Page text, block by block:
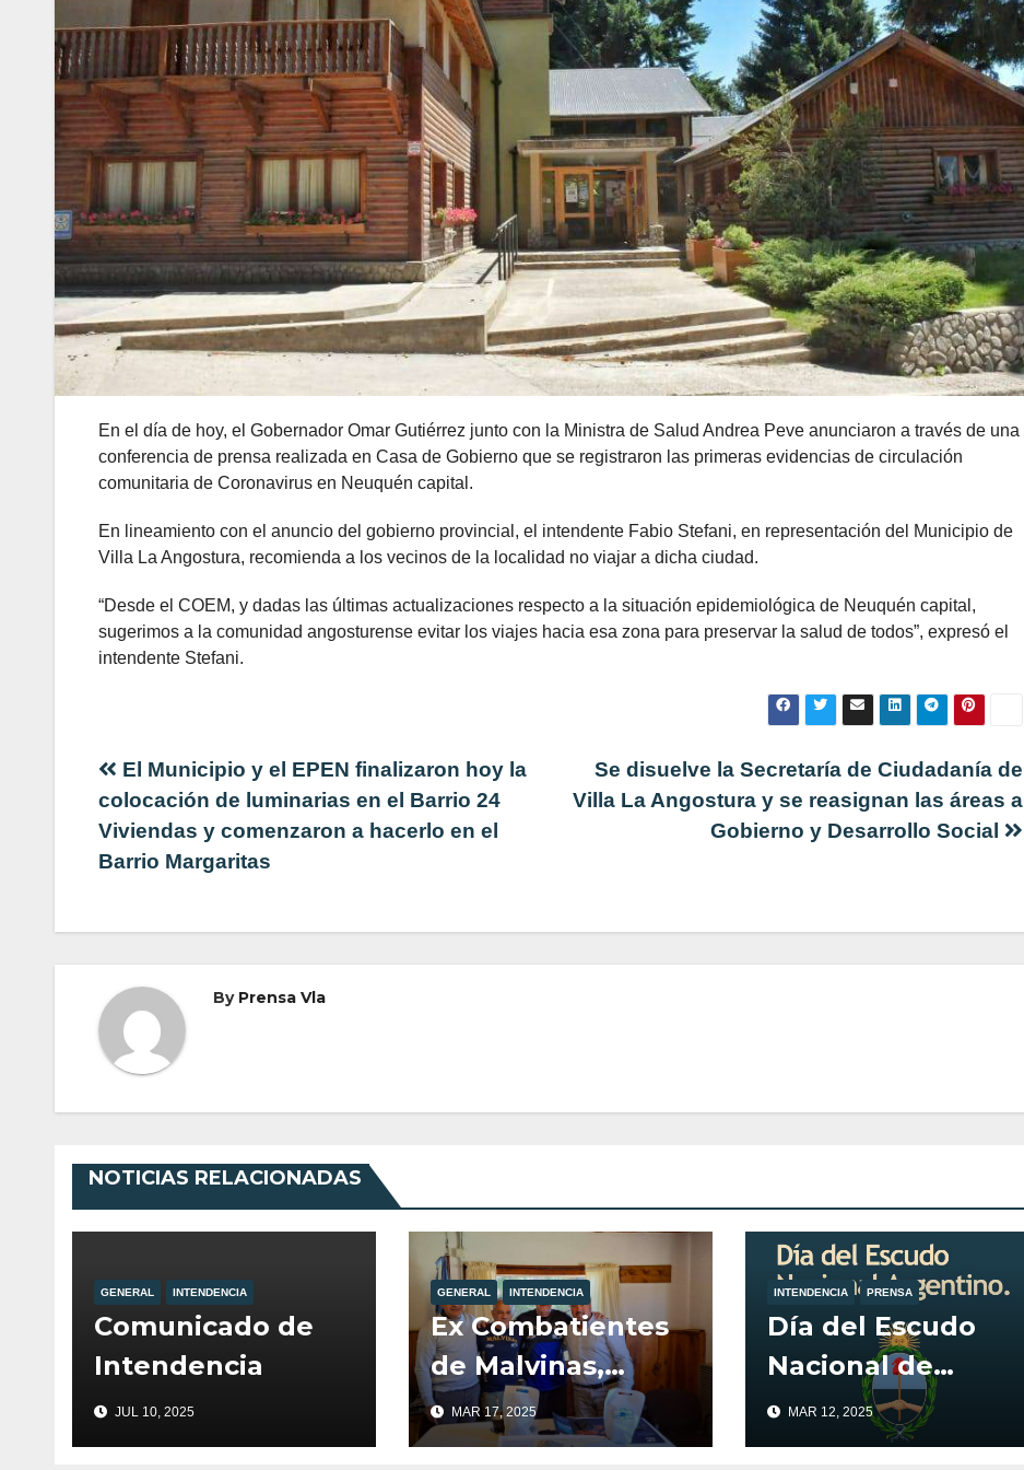
En el día de hoy, el Gobernador Omar Gutiérrez junto con la Ministra de Salud Andrea Peve anunciaron a través de una
conferencia de prensa realizada en Casa de Gobierno que se registraron las primeras evidencias de circulación
comunitaria de Coronavirus en Neuquén capital.
En lineamiento con el anuncio del gobierno provincial, el intendente Fabio Stefani, en representación del Municipio de
Villa La Angostura, recomienda a los vecinos de la localidad no viajar a dicha ciudad.
“Desde el COEM, y dadas las últimas actualizaciones respecto a la situación epidemiológica de Neuquén capital,
sugerimos a la comunidad angosturense evitar los viajes hacia esa zona para preservar la salud de todos”, expresó el
intendente Stefani.
Navegación
de
entradas
Se disuelve la Secretaría de Ciudadanía de
Villa La Angostura y se reasignan las áreas a
Gobierno y Desarrollo Social
El Municipio y el EPEN finalizaron hoy la
colocación de luminarias en el Barrio 24
Viviendas y comenzaron a hacerlo en el
Barrio Margaritas
By Prensa Vla
NOTICIAS RELACIONADAS
GENERAL INTENDENCIA
Comunicado de
Intendencia
JUL 10, 2025
GENERAL INTENDENCIA
Ex Combatientes
de Malvinas,
fueron recibidos
por el Intendente
MAR 17, 2025
INTENDENCIA PRENSA
Día del Escudo
Nacional de
Argentina
MAR 12, 2025